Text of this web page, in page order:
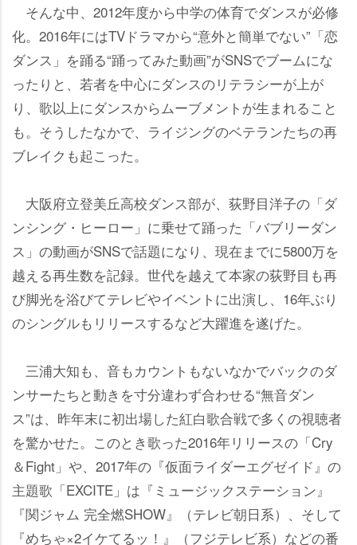
そんな中、2012年度から中学の体育でダンスが必修
化。2016年にはTVドラマから“意外と簡単でない”「恋
ダンス」を踊る“踊ってみた動画”がSNSでブームにな
ったりと、若者を中心にダンスのリテラシーが上が
り、歌以上にダンスからムーブメントが生まれること
も。そうしたなかで、ライジングのベテランたちの再
ブレイクも起こった。
大阪府立登美丘高校ダンス部が、荻野目洋子の「ダ
ンシング・ヒーロー」に乗せて踊った「バブリーダン
ス」の動画がSNSで話題になり、現在までに5800万を
越える再生数を記録。世代を越えて本家の荻野目も再
び脚光を浴びてテレビやイベントに出演し、16年ぶり
のシングルもリリースするなど大躍進を遂げた。
三浦大知も、音もカウントもないなかでバックのダ
ンサーたちと動きを寸分違わず合わせる“無音ダン
ス”は、昨年末に初出場した紅白歌合戦で多くの視聴者
を驚かせた。このとき歌った2016年リリースの「Cry
＆Fight」や、2017年の『仮面ライダーエグゼイド』の
主題歌「EXCITE」は『ミュージックステーション』
『関ジャム 完全燃SHOW』（テレビ朝日系）、そして
『めちゃ×2イケてるッ！』（フジテレビ系）などの番